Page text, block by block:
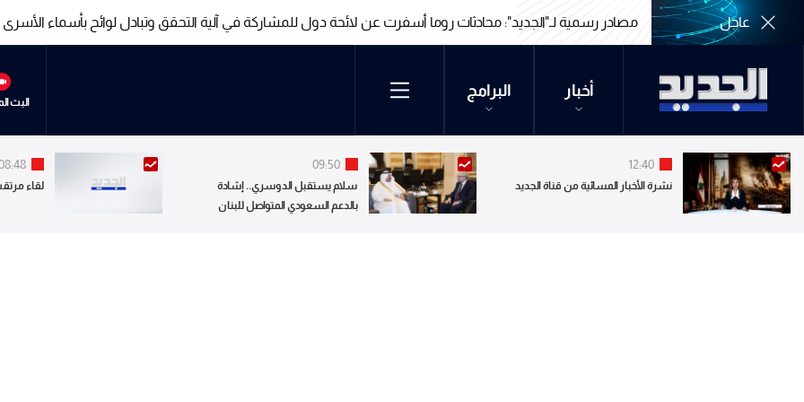
عاجل مصادر رسمية لـ"الجديد": محادثات روما أسفرت عن لائحة دول للمشاركة في آلية التحقق وتبادل لوائح بأسماء الأسرى
أخبار البرامج
البث
12:40
نشرة الأخبار المسائية من قناة الجديد
09:50
سلام يستقبل الدوسري.. إشادة
بالدعم السعودي المتواصل للبنان
لقاء